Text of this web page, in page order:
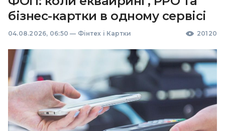
бізнес-картки в одному сервісі
04.08.2026, 06:50 — Фінтех і Картки 20120